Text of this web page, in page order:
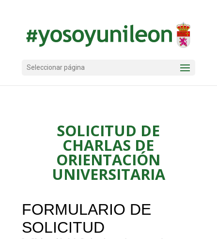
Seleccionar página
SOLICITUD DE
CHARLAS DE
ORIENTACIÓN
UNIVERSITARIA